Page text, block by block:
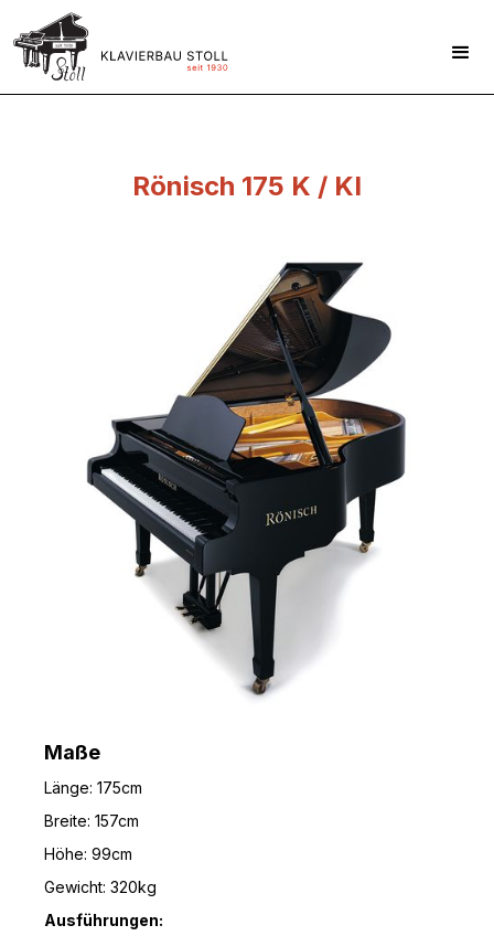
Rönisch 175 K / KI
Maße
Länge: 175cm
Breite: 157cm
Höhe: 99cm
Gewicht: 320kg
Ausführungen: